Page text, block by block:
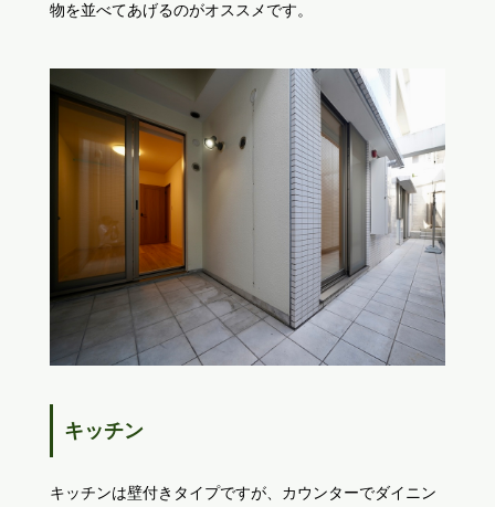
物を並べてあげるのがオススメです。
キッチン
キッチンは壁付きタイプですが、カウンターでダイニン